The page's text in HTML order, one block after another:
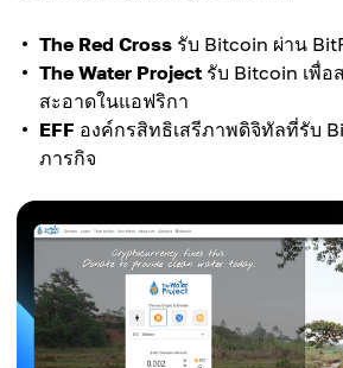
The Red Cross รับ Bitcoin ผ่าน
The Water Project รับ Bitcoin เพื่
สะอาดในแอฟริกา
EFF องค์กรสิทธิเสรีภาพดิจิทัลที่รับ
ภารกิจ